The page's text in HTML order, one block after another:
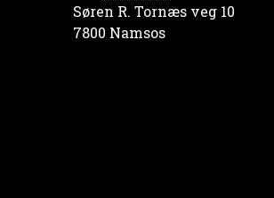
Søren R. Tornæs veg 10
7800 Namsos